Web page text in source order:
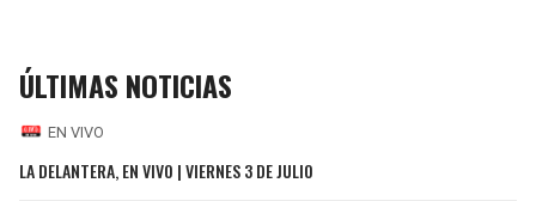
ÚLTIMAS NOTICIAS
EN VIVO
LA DELANTERA, EN VIVO | VIERNES 3 DE JULIO